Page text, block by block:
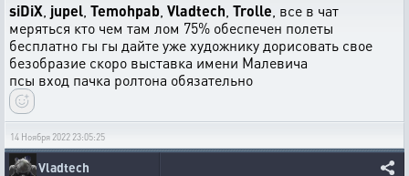
siDiX jupel Temohpab Vladtech Trolle , все в чат
меряться кто чем там лом 75% обеспечен полеты
бесплатно гы гы дайте уже художнику дорисовать свое
безобразие скоро выставка имени Малевича
псы вход пачка ролтона обязательно
14 Ноября 2022 23:05:25
Vladtech